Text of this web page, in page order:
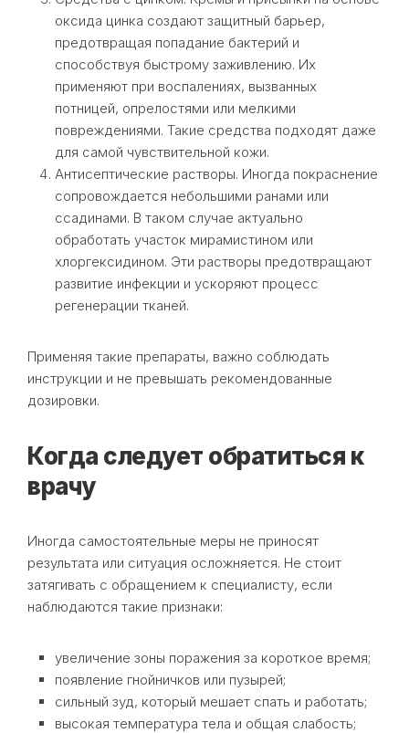
оксида цинка создают защитный барьер,
предотвращая попадание бактерий и
способствуя быстрому заживлению. Их
применяют при воспалениях, вызванных
потницей, опрелостями или мелкими
повреждениями. Такие средства подходят даже
для самой чувствительной кожи.
Антисептические растворы. Иногда покраснение
сопровождается небольшими ранами или
ссадинами. В таком случае актуально
обработать участок мирамистином или
хлоргексидином. Эти растворы предотвращают
развитие инфекции и ускоряют процесс
регенерации тканей.
Применяя такие препараты, важно соблюдать
инструкции и не превышать рекомендованные
дозировки.
Когда следует обратиться к
врачу
Иногда самостоятельные меры не приносят
результата или ситуация осложняется. Не стоит
затягивать с обращением к специалисту, если
наблюдаются такие признаки:
увеличение зоны поражения за короткое время;
появление гнойничков или пузырей;
сильный зуд, который мешает спать и работать;
высокая температура тела и общая слабость;